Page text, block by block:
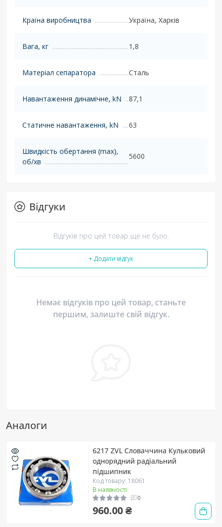
Країна виробництва Україна, Харків
Вага, кг 1,8
Матеріал сепаратора Сталь
Навантаження динамічне, kN 87,1
Статичне навантаження, kN 63
Швидкість обертання (max),
об/хв
5600
Відгуки
Відгуків про цей товар ще не було.
+ Додати відгук
Немає відгуків про цей товар, станьте
першим, залиште свій відгук.
Аналоги
6217 ZVL Словаччина Кульковий
однорядний радіальний
підшипник
Код товару: 18061
В наявності
0
960.00 ₴